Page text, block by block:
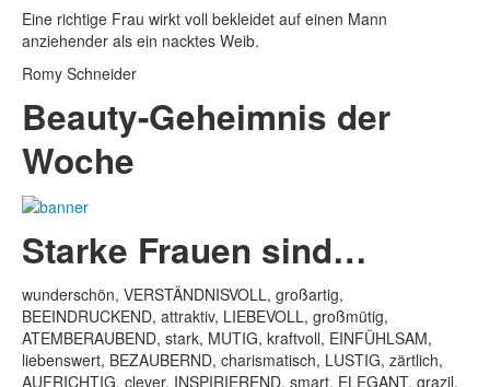
Eine richtige Frau wirkt voll bekleidet auf einen Mann
anziehender als ein nacktes Weib.
Romy Schneider
Beauty-Geheimnis der
Woche
Starke Frauen sind…
wunderschön, VERSTÄNDNISVOLL, großartig,
BEEINDRUCKEND, attraktiv, LIEBEVOLL, großmütig,
ATEMBERAUBEND, stark, MUTIG, kraftvoll, EINFÜHLSAM,
liebenswert, BEZAUBERND, charismatisch, LUSTIG, zärtlich,
AUFRICHTIG, clever, INSPIRIEREND, smart, ELEGANT, grazil,